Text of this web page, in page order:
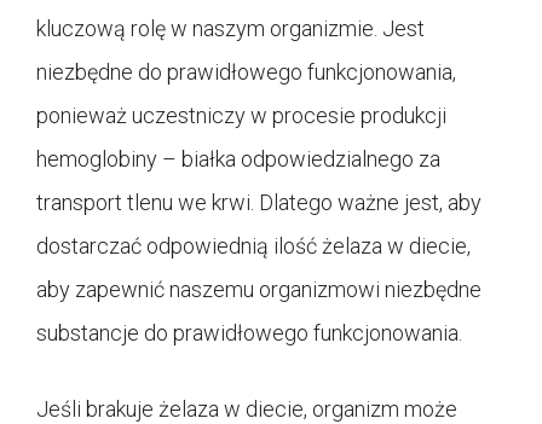
kluczową rolę w naszym organizmie. Jest
niezbędne do prawidłowego funkcjonowania,
ponieważ uczestniczy w procesie produkcji
hemoglobiny – białka odpowiedzialnego za
transport tlenu we krwi. Dlatego ważne jest, aby
dostarczać odpowiednią ilość żelaza w diecie,
aby zapewnić naszemu organizmowi niezbędne
substancje do prawidłowego funkcjonowania.
Jeśli brakuje żelaza w diecie, organizm może